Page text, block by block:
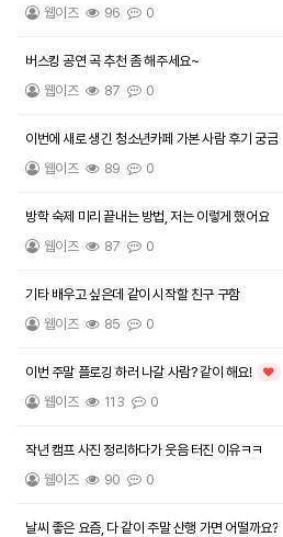
웹이즈
96 0
버스킹 공연 곡 추천 좀 해주세요~
웹이즈
87 0
이번에 새로 생긴 청소년카페 가본 사람 후기 궁금
웹이즈
89 0
방학 숙제 미리 끝내는 방법, 저는 이렇게 했어요
웹이즈
87 0
기타 배우고 싶은데 같이 시작할 친구 구함
웹이즈
85 0
이번 주말 플로깅 하러 나갈 사람? 같이 해요! 인기글
웹이즈 113 0
작년 캠프 사진 정리하다가 웃음 터진 이유ㅋㅋ
웹이즈
90 0
날씨 좋은 요즘, 다 같이 주말 산행 가면 어떨까요?